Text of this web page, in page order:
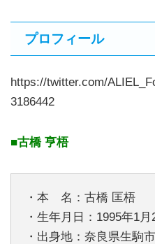
プロフィール
https://twitter.com/
3186442
■古橋 亨梧
・本 名：古橋 匡梧
・生年月日：1995年1月
・出身地：奈良県生駒市